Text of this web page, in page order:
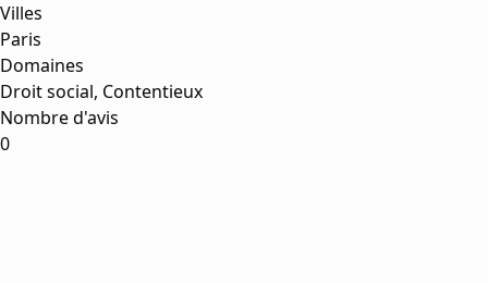
Villes
Paris
Domaines
Droit social, Contentieux
Nombre d'avis
0